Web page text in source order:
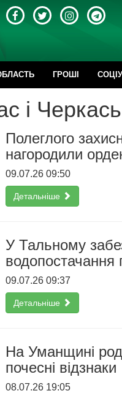
ГРОШІ
і
Полеглого
нагородили
09.07.26 09:50
Детальніше
У Тальному
водопостачання
09.07.26 09:37
Детальніше
На Уманщині
почесні відзнаки
08.07.26 19:05